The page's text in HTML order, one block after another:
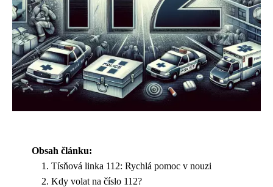
Obsah článku:
Tísňová linka 112: Rychlá pomoc v nouzi
Kdy volat na číslo 112?